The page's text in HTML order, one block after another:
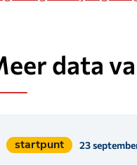
data
Geplaatst
startpunt 23